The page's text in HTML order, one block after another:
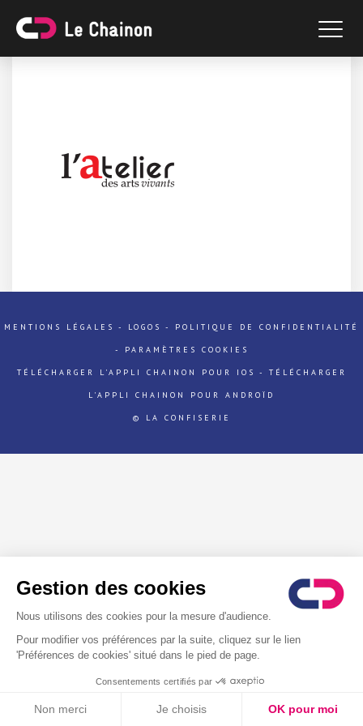
Gestion des cookies
Nous utilisons des cookies pour la mesure d'audience.
Pour modifier vos préférences par la suite, cliquez sur le lien
'Préférences de cookies' situé dans le pied de page.
Consentements certifiés par
Non merci Je choisis OK pour moi
Télécharger l'application
Apple
Android
MENTIONS LÉGALES - LOGOS - POLITIQUE DE CONFIDENTIALITÉ
- PARAMÈTRES COOKIES
TÉLÉCHARGER L'APPLI CHAINON POUR IOS - TÉLÉCHARGER
L'APPLI CHAINON POUR ANDROÏD
© LA CONFISERIE